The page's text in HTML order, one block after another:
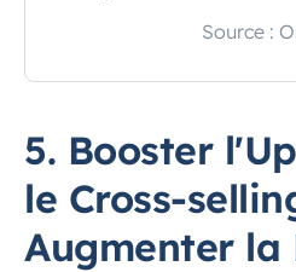
Source :
5. Booster
le Cross-
Augmenter la